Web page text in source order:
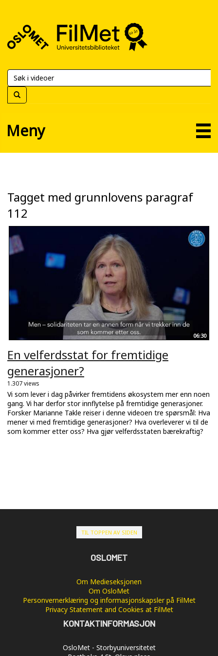
FilMet
Universitetsbiblioteket
Meny
Tagget med grunnlovens paragraf
112
06:30
En velferdsstat for fremtidige
generasjoner?
1.307 views
Vi som lever i dag påvirker fremtidens økosystem mer enn noen
gang. Vi har derfor stor innflytelse på fremtidige generasjoner.
Forsker Marianne Takle reiser i denne videoen tre spørsmål: Hva
mener vi med fremtidige generasjoner? Hva overleverer vi til de
som kommer etter oss? Hva gjør velferdsstaten bærekraftig?
TIL TOPPEN AV SIDEN
OSLOMET
Om Medieseksjonen
Om OsloMet
Personvernerklæring og informasjonskapsler på FilMet
Privacy Statement and Cookies at FilMet
KONTAKTINFORMASJON
OsloMet - Storbyuniversitetet